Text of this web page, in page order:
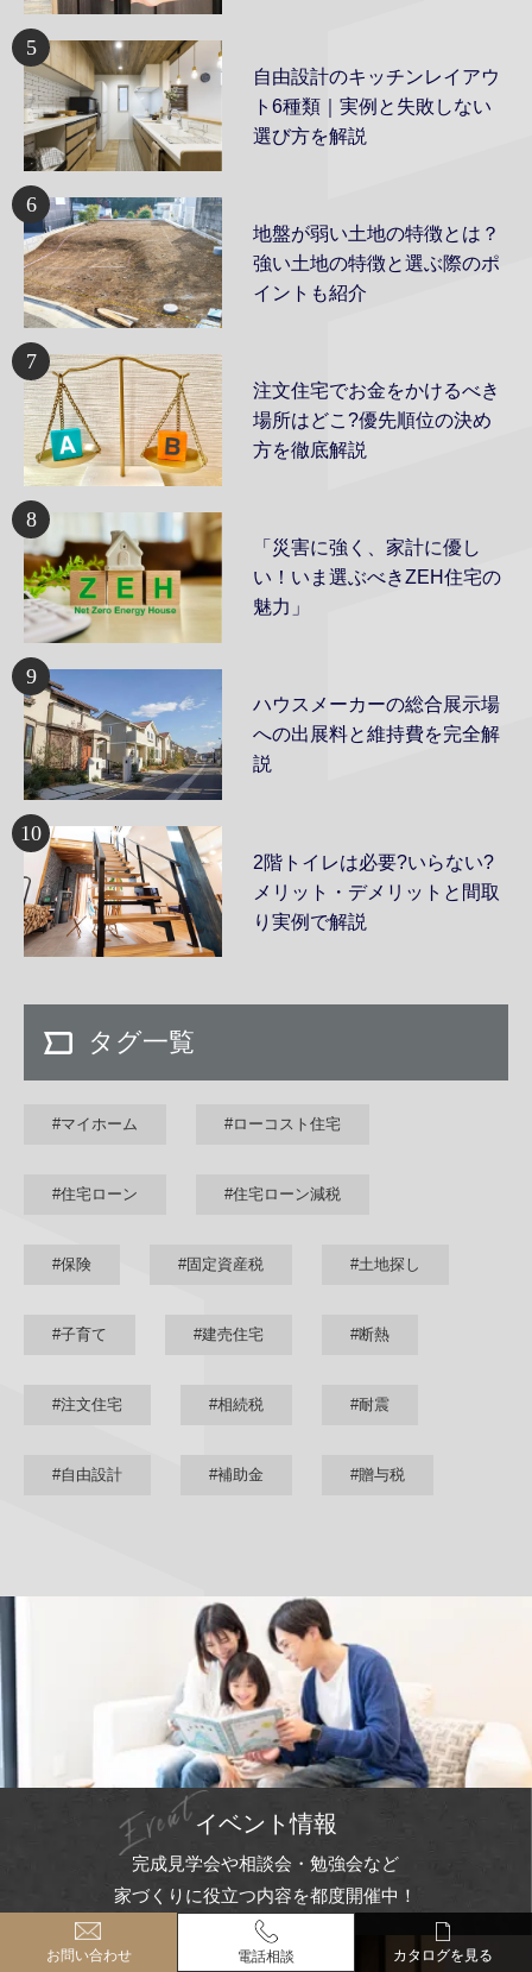
5
自由設計のキッチンレイアウ
ト6種類｜実例と失敗しない
選び方を解説
6
地盤が弱い土地の特徴とは？
強い土地の特徴と選ぶ際のポ
イントも紹介
7
注文住宅でお金をかけるべき
場所はどこ?優先順位の決め
方を徹底解説
8
「災害に強く、家計に優し
い！いま選ぶべきZEH住宅の
魅力」
9
ハウスメーカーの総合展示場
への出展料と維持費を完全解
説
10
2階トイレは必要?いらない?
メリット・デメリットと間取
り実例で解説
タグ一覧
#マイホーム #ローコスト住宅
#住宅ローン #住宅ローン減税
#保険 #固定資産税 #土地探し
#子育て #建売住宅 #断熱
#注文住宅 #相続税 #耐震
#自由設計 #補助金 #贈与税
イベント情報
完成見学会や相談会・勉強会など
家づくりに役立つ内容を都度開催中！
お問い合わせ 電話相談 カタログを見る
お問い合わせ 電話相談 カタログを見る